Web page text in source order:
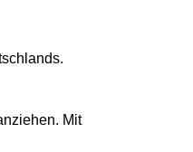
Mit